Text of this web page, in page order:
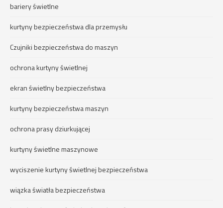
bariery świetlne
kurtyny bezpieczeństwa dla przemysłu
Czujniki bezpieczeństwa do maszyn
ochrona kurtyny świetlnej
ekran świetlny bezpieczeństwa
kurtyny bezpieczeństwa maszyn
ochrona prasy dziurkującej
kurtyny świetlne maszynowe
wyciszenie kurtyny świetlnej bezpieczeństwa
wiązka światła bezpieczeństwa